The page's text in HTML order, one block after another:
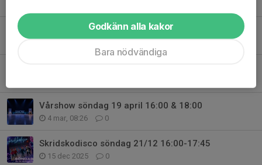
Anmälan till säsongen 2026–2027 är nu öppen!
5 maj, 09:18 0
Vårshow söndag 19 april 16:00 & 18:00
4 mar, 08:26 0
Skridskodisco söndag 21/12 16:00-17:45
15 dec 2025 0
Godkänn alla kakor
Bara nödvändiga